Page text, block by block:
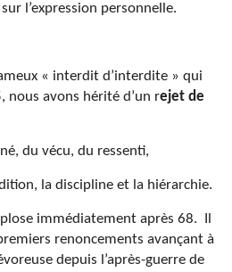
l’expression personnelle.
« interdit d’interdite » qui
nous avons hérité d’un rejet de
du vécu, du ressenti,
la discipline et la hiérarchie.
immédiatement après 68. Il
renoncements avançant à
depuis l’après-guerre de